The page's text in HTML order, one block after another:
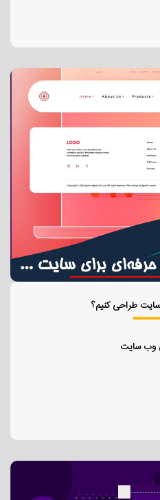
طراحی کنیم؟
وب سایت